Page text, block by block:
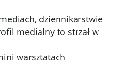
dziennikarstwie
medialny to strzał w
warsztatach